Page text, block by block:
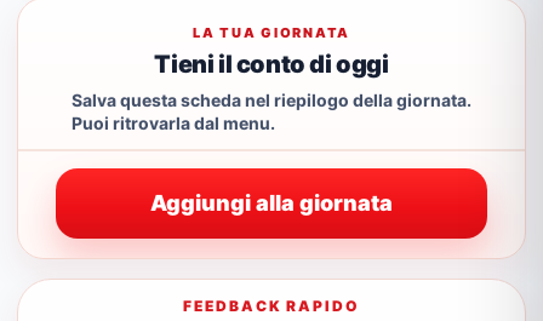
LA TUA GIORNATA
Tieni il conto di oggi
Salva questa scheda nel riepilogo della giornata.
Puoi ritrovarla dal menu.
Aggiungi alla giornata
FEEDBACK RAPIDO